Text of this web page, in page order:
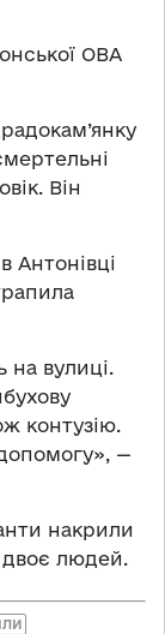
ОВА
Він
Антонівці
на вулиці.
контузію.
—
накрили
двоє людей.